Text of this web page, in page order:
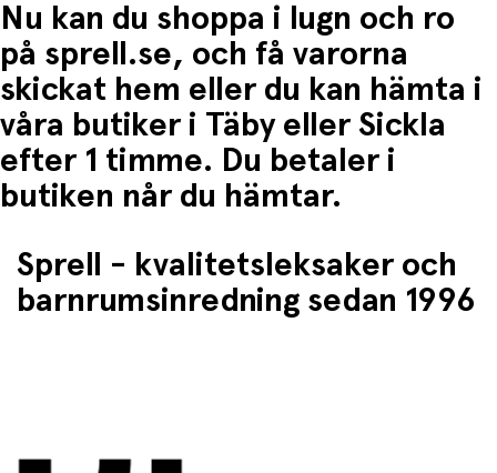
Nu kan du shoppa i lugn och ro
på sprell.se, och få varorna
skickat hem eller du kan hämta i
våra butiker i Täby eller Sickla
efter 1 timme. Du betaler i
butiken når du hämtar.
Sprell - kvalitetsleksaker och
barnrumsinredning sedan 1996